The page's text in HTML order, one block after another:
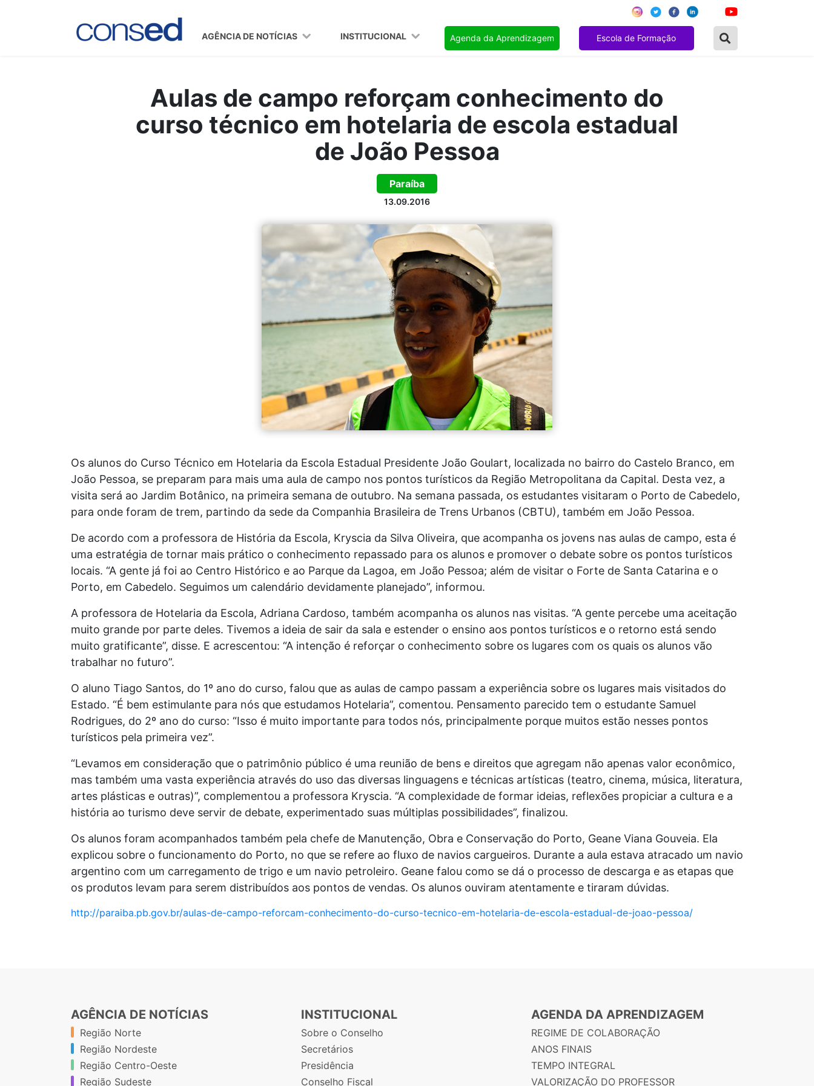
AGÊNCIA DE NOTÍCIAS INSTITUCIONAL Agenda da Aprendizagem Escola de Formação
Aulas de campo reforçam conhecimento do
curso técnico em hotelaria de escola estadual
de João Pessoa
Paraíba
13.09.2016
Os alunos do Curso Técnico em Hotelaria da Escola Estadual Presidente João Goulart, localizada no bairro do Castelo Branco, em
João Pessoa, se preparam para mais uma aula de campo nos pontos turísticos da Região Metropolitana da Capital. Desta vez, a
visita será ao Jardim Botânico, na primeira semana de outubro. Na semana passada, os estudantes visitaram o Porto de Cabedelo,
para onde foram de trem, partindo da sede da Companhia Brasileira de Trens Urbanos (CBTU), também em João Pessoa.
De acordo com a professora de História da Escola, Kryscia da Silva Oliveira, que acompanha os jovens nas aulas de campo, esta é
uma estratégia de tornar mais prático o conhecimento repassado para os alunos e promover o debate sobre os pontos turísticos
locais. “A gente já foi ao Centro Histórico e ao Parque da Lagoa, em João Pessoa; além de visitar o Forte de Santa Catarina e o
Porto, em Cabedelo. Seguimos um calendário devidamente planejado”, informou.
A professora de Hotelaria da Escola, Adriana Cardoso, também acompanha os alunos nas visitas. “A gente percebe uma aceitação
muito grande por parte deles. Tivemos a ideia de sair da sala e estender o ensino aos pontos turísticos e o retorno está sendo
muito gratificante”, disse. E acrescentou: “A intenção é reforçar o conhecimento sobre os lugares com os quais os alunos vão
trabalhar no futuro”.
O aluno Tiago Santos, do 1º ano do curso, falou que as aulas de campo passam a experiência sobre os lugares mais visitados do
Estado. “É bem estimulante para nós que estudamos Hotelaria”, comentou. Pensamento parecido tem o estudante Samuel
Rodrigues, do 2º ano do curso: “Isso é muito importante para todos nós, principalmente porque muitos estão nesses pontos
turísticos pela primeira vez”.
“Levamos em consideração que o patrimônio público é uma reunião de bens e direitos que agregam não apenas valor econômico,
mas também uma vasta experiência através do uso das diversas linguagens e técnicas artísticas (teatro, cinema, música, literatura,
artes plásticas e outras)”, complementou a professora Kryscia. “A complexidade de formar ideias, reflexões propiciar a cultura e a
história ao turismo deve servir de debate, experimentado suas múltiplas possibilidades”, finalizou.
Os alunos foram acompanhados também pela chefe de Manutenção, Obra e Conservação do Porto, Geane Viana Gouveia. Ela
explicou sobre o funcionamento do Porto, no que se refere ao fluxo de navios cargueiros. Durante a aula estava atracado um navio
argentino com um carregamento de trigo e um navio petroleiro. Geane falou como se dá o processo de descarga e as etapas que
os produtos levam para serem distribuídos aos pontos de vendas. Os alunos ouviram atentamente e tiraram dúvidas.
http://paraiba.pb.gov.br/aulas-de-campo-reforcam-conhecimento-do-curso-tecnico-em-hotelaria-de-escola-estadual-de-joao-pessoa/
AGÊNCIA DE NOTÍCIAS
Região Norte
Região Nordeste
Região Centro-Oeste
Região Sudeste
INSTITUCIONAL
Sobre o Conselho
Secretários
Presidência
Conselho Fiscal
AGENDA DA APRENDIZAGEM
REGIME DE COLABORAÇÃO
ANOS FINAIS
TEMPO INTEGRAL
VALORIZAÇÃO DO PROFESSOR